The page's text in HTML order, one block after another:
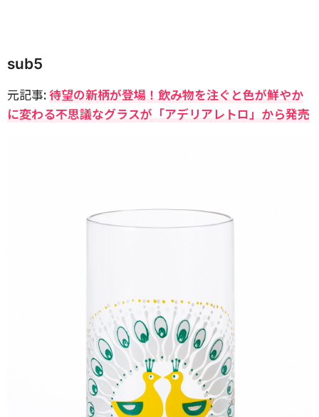
sub5
元記事:待望の新柄が登場！飲み物を注ぐと色が鮮やか
に変わる不思議なグラスが「アデリアレトロ」から発売